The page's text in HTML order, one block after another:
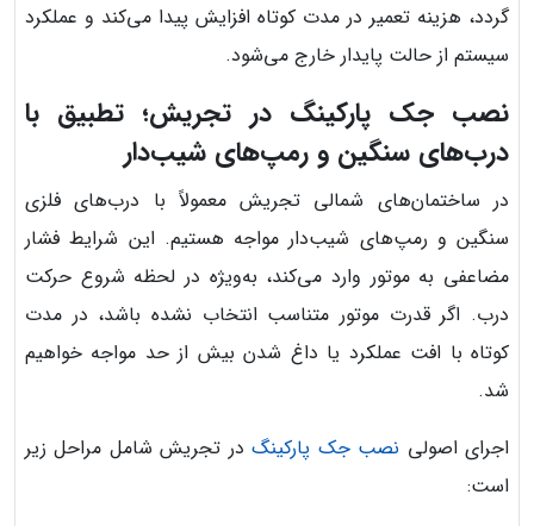
گردد، هزینه تعمیر در مدت کوتاه افزایش پیدا می‌کند و عملکرد
سیستم از حالت پایدار خارج می‌شود.
نصب جک پارکینگ در تجریش؛ تطبیق با
درب‌های سنگین و رمپ‌های شیب‌دار
در ساختمان‌های شمالی تجریش معمولاً با درب‌های فلزی
سنگین و رمپ‌های شیب‌دار مواجه هستیم. این شرایط فشار
مضاعفی به موتور وارد می‌کند، به‌ویژه در لحظه شروع حرکت
درب. اگر قدرت موتور متناسب انتخاب نشده باشد، در مدت
کوتاه با افت عملکرد یا داغ شدن بیش از حد مواجه خواهیم
شد.
اجرای اصولی نصب جک پارکینگدر تجریش شامل مراحل زیر
است: